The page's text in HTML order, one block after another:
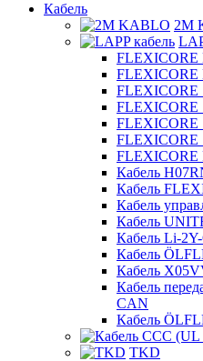
Кабель
2M
FLEXICORE
FLEXICORE
FLEXICORE
FLEXICORE
FLEXICORE
Кабель
Кабель
Кабель
Кабель
Кабель Li-
Кабель
Кабель
Кабель
CAN
Кабель
TKD